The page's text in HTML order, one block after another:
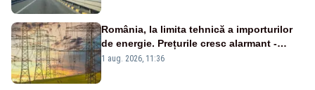
România, la limita tehnică a importurilor
de energie. Prețurile cresc alarmant -
Analiză Realitatea Plus
1 aug. 2026, 11:36